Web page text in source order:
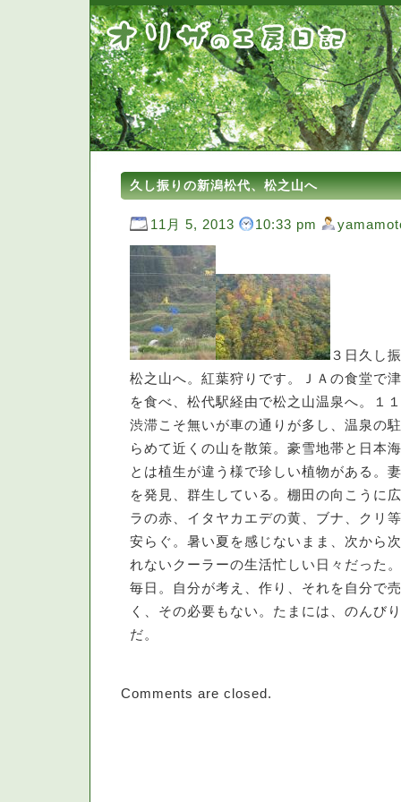
久し振りの新潟松代、松之山へ
11月 5, 2013 10:33 pm
３日久し
松之山へ。紅葉狩りです。ＪＡの食堂で
を食べ、松代駅経由で松之山温泉へ。１
渋滞こそ無いが車の通りが多し、温泉の
らめて近くの山を散策。豪雪地帯と日本
とは植生が違う様で珍しい植物がある。
を発見、群生している。棚田の向こうに
ラの赤、イタヤカエデの黄、ブナ、クリ
安らぐ。暑い夏を感じないまま、次から
れないクーラーの生活忙しい日々だった
毎日。自分が考え、作り、それを自分で
く、その必要もない。たまには、のんび
だ。
Comments are closed.